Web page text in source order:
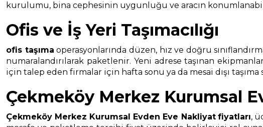
kurulumu, bina cephesinin uygunluğu ve aracın
Ofis ve İş Yeri Taşımacılığı
ofis taşıma operasyonlarında düzen, hız ve doğru
numaralandırılarak paketlenir. Yeni adrese taşınan
için talep eden firmalar için hafta sonu ya da mesai dışı
Çekmeköy Merkez Kurumsal
Çekmeköy Merkez Kurumsal Evden Eve Nakliyat fiyatları,